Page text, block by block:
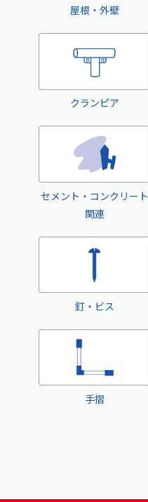
屋根・外壁
クランピア
セメント・コンクリート
関連
釘・ビス
手摺